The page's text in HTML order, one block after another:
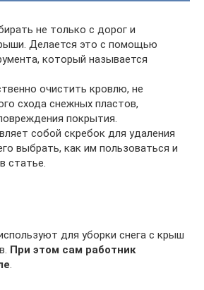
не только с дорог и
Делается это с помощью
который называется
очистить кровлю, не
схода снежных пластов,
покрытия.
собой скребок для удаления
выбрать, как им пользоваться и
статье.
для уборки снега с крыш
При этом сам работник
.